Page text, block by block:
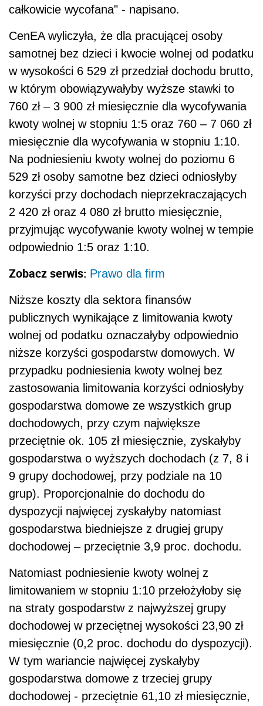
całkowicie wycofana" - napisano.
CenEA wyliczyła, że dla pracującej osoby
samotnej bez dzieci i kwocie wolnej od podatku
w wysokości 6 529 zł przedział dochodu brutto,
w którym obowiązywałyby wyższe stawki to
760 zł – 3 900 zł miesięcznie dla wycofywania
kwoty wolnej w stopniu 1:5 oraz 760 – 7 060 zł
miesięcznie dla wycofywania w stopniu 1:10.
Na podniesieniu kwoty wolnej do poziomu 6
529 zł osoby samotne bez dzieci odniosłyby
korzyści przy dochodach nieprzekraczających
2 420 zł oraz 4 080 zł brutto miesięcznie,
przyjmując wycofywanie kwoty wolnej w tempie
odpowiednio 1:5 oraz 1:10.
Zobacz serwis: Prawo dla firm
Niższe koszty dla sektora finansów
publicznych wynikające z limitowania kwoty
wolnej od podatku oznaczałyby odpowiednio
niższe korzyści gospodarstw domowych. W
przypadku podniesienia kwoty wolnej bez
zastosowania limitowania korzyści odniosłyby
gospodarstwa domowe ze wszystkich grup
dochodowych, przy czym największe
przeciętnie ok. 105 zł miesięcznie, zyskałyby
gospodarstwa o wyższych dochodach (z 7, 8 i
9 grupy dochodowej, przy podziale na 10
grup). Proporcjonalnie do dochodu do
dyspozycji najwięcej zyskałyby natomiast
gospodarstwa biedniejsze z drugiej grupy
dochodowej – przeciętnie 3,9 proc. dochodu.
Natomiast podniesienie kwoty wolnej z
limitowaniem w stopniu 1:10 przełożyłoby się
na straty gospodarstw z najwyższej grupy
dochodowej w przeciętnej wysokości 23,90 zł
miesięcznie (0,2 proc. dochodu do dyspozycji).
W tym wariancie najwięcej zyskałyby
gospodarstwa domowe z trzeciej grupy
dochodowej - przeciętnie 61,10 zł miesięcznie,